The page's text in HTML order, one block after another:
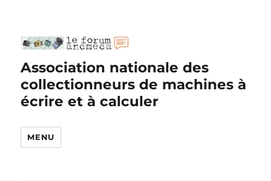
Association nationale des
collectionneurs de machines à
écrire et à calculer
MENU